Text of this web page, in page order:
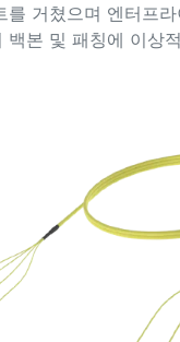
를 거쳤으며 엔터프
백본 및 패칭에 이상